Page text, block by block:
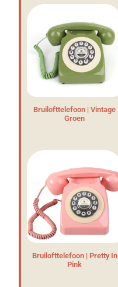
Bruilofttelefoon | Vintage
Groen
Bruilofttelefoon | Pretty In
Pink